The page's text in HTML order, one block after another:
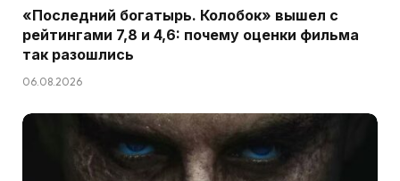
«Последний богатырь. Колобок» вышел с
рейтингами 7,8 и 4,6: почему оценки фильма
так разошлись
06.08.2026